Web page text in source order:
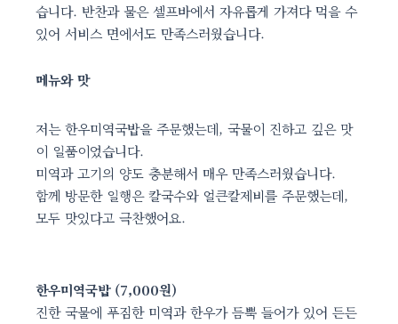
습니다. 반찬과 물은 셀프바에서 자유롭게 가져다 먹을 수
있어 서비스 면에서도 만족스러웠습니다.
메뉴와 맛
저는 한우미역국밥을 주문했는데, 국물이 진하고 깊은 맛
이 일품이었습니다.
미역과 고기의 양도 충분해서 매우 만족스러웠습니다.
함께 방문한 일행은 칼국수와 얼큰칼제비를 주문했는데,
모두 맛있다고 극찬했어요.
한우미역국밥 (7,000원)
진한 국물에 푸짐한 미역과 한우가 듬뿍 들어가 있어 든든